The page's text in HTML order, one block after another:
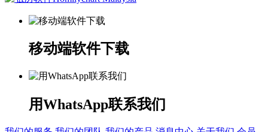
移动端软件下载
用WhatsApp联系我们